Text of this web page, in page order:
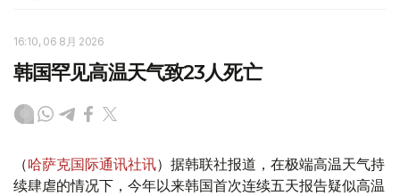
16:10, 06 8月 2026
韩国罕见高温天气致23人死亡
（哈萨克国际通讯社讯）据韩联社报道，在极端高温天气持
续肆虐的情况下，今年以来韩国首次连续五天报告疑似高温